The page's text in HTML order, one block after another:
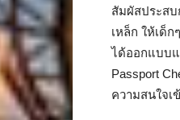
สัมผัสประส
เหล็ก ให้เด็
ได้ออกแบบแ
Passport
ความสนใจเ